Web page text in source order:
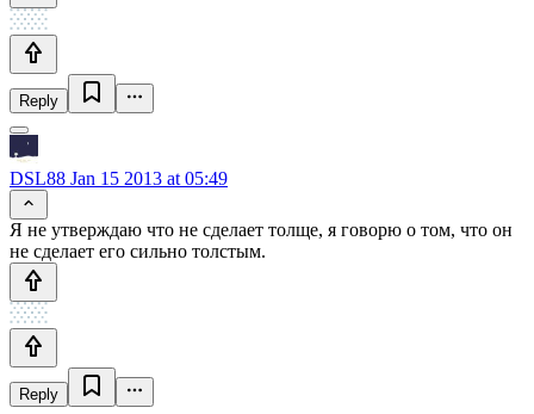
Reply
DSL88 Jan 15 2013 at 05:49
Я не утверждаю что не сделает толще, я говорю о том, что он
не сделает его сильно толстым.
Reply